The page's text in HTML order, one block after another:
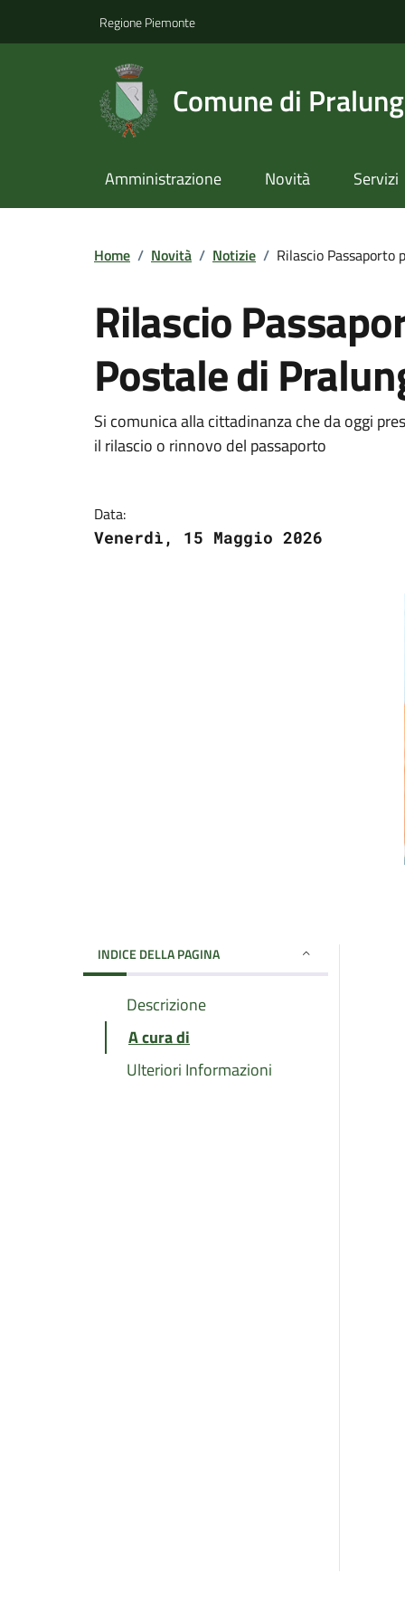
Regione Piemonte
Comune di
Amministrazione Novità Servizi
Home / Novità / Notizie / Rilascio Passaporto
Rilascio
Postale di
Si comunica alla cittadinanza che da oggi
il rilascio o rinnovo del passaporto
Data:
Venerdì, 15 Maggio 2026
INDICE DELLA PAGINA
Descrizione
A cura di
Ulteriori Informazioni